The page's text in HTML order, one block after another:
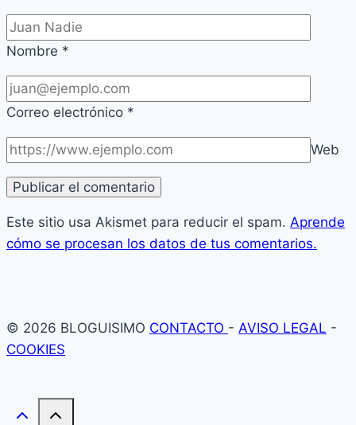
Nombre *
Correo electrónico *
Web
Este sitio usa Akismet para reducir el spam. Aprende
cómo se procesan los datos de tus comentarios.
© 2026 BLOGUISIMO CONTACTO - AVISO LEGAL -
COOKIES